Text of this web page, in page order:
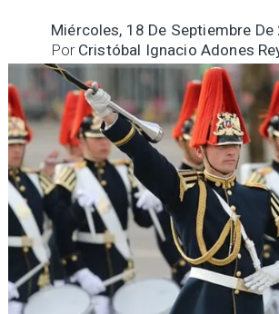
Miércoles, 18 De Septiembre
Cristóbal Ignacio Adones
Por